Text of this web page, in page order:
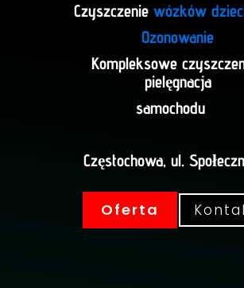
Czyszczenie wózków
Ozonowanie
Kompleksowe
pielęgnacja
Częstochowa, ul.
Oferta